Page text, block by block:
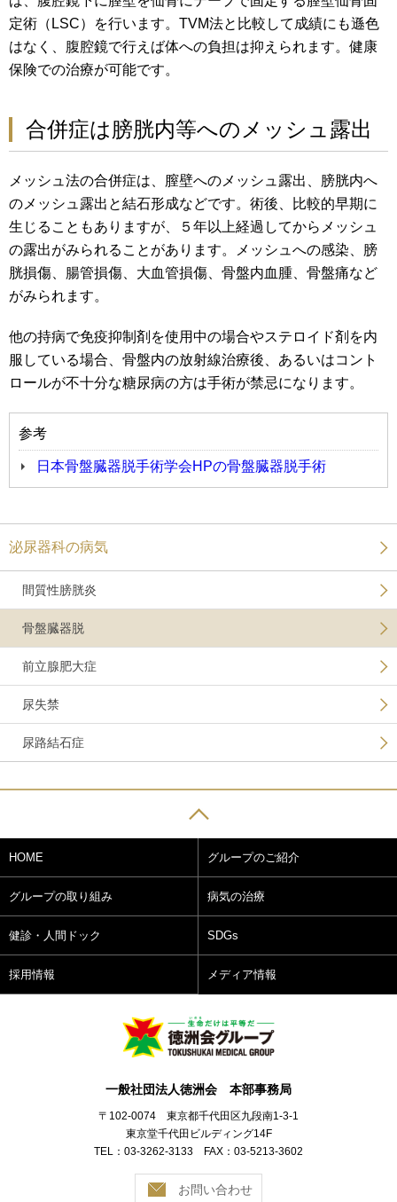
定術（LSC）を行います。TVM法と比較して成績にも遜色
はなく、腹腔鏡で行えば体への負担は抑えられます。健康
保険での治療が可能です。
合併症は膀胱内等へのメッシュ露出
メッシュ法の合併症は、膣壁へのメッシュ露出、膀胱内へ
のメッシュ露出と結石形成などです。術後、比較的早期に
生じることもありますが、５年以上経過してからメッシュ
の露出がみられることがあります。メッシュへの感染、膀
胱損傷、腸管損傷、大血管損傷、骨盤内血腫、骨盤痛など
がみられます。
他の持病で免疫抑制剤を使用中の場合やステロイド剤を内
服している場合、骨盤内の放射線治療後、あるいはコント
ロールが不十分な糖尿病の方は手術が禁忌になります。
参考
日本骨盤臓器脱手術学会HPの骨盤臓器脱手術
泌尿器科の病気
間質性膀胱炎
骨盤臓器脱
前立腺肥大症
尿失禁
尿路結石症
HOME グループのご紹介
グループの取り組み 病気の治療
健診・人間ドック SDGs
採用情報 メディア情報
一般社団法人徳洲会 本部事務局
〒102-0074 東京都千代田区九段南1-3-1
東京堂千代田ビルディング14F
TEL：03-3262-3133 FAX：03-5213-3602
お問い合わせ